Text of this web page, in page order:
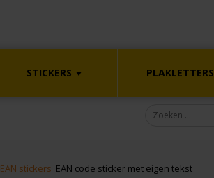
STICKERS PLAKLETTERS
EAN stickers EAN code sticker met eigen tekst